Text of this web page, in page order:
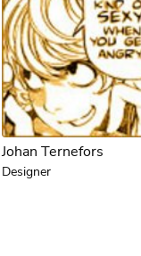
Johan Ternefors
Designer